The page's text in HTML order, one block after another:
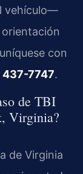
vehículo—
con
7747.
de TBI
Virginia?
de Virginia